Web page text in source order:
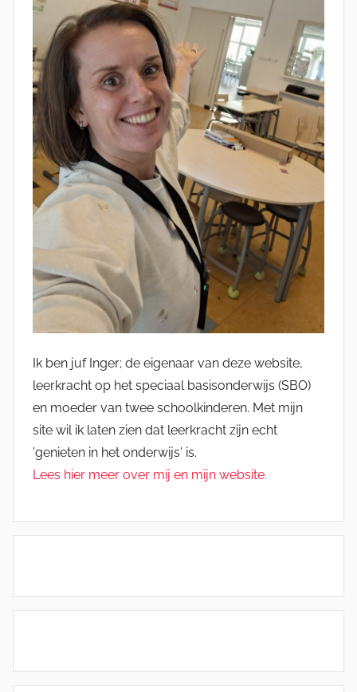
Ik ben juf Inger; de eigenaar van deze website,
leerkracht op het speciaal basisonderwijs (SBO)
en moeder van twee schoolkinderen. Met mijn
site wil ik laten zien dat leerkracht zijn echt
'genieten in het onderwijs' is.
Lees hier meer over mij en mijn website.